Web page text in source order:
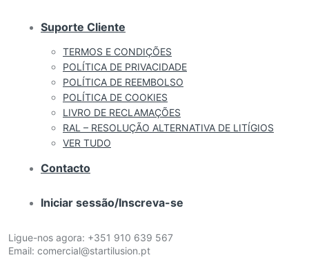
Suporte Cliente
TERMOS E CONDIÇÕES
POLÍTICA DE PRIVACIDADE
POLÍTICA DE REEMBOLSO
POLÍTICA DE COOKIES
LIVRO DE RECLAMAÇÕES
RAL – RESOLUÇÃO ALTERNATIVA DE LITÍGIOS
VER TUDO
Contacto
Iniciar sessão/Inscreva-se
Ligue-nos agora: +351 910 639 567
Email: comercial@startilusion.pt